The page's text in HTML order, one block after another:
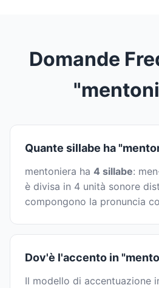
Domande
Quante sillabe ha
mentoniera ha 4 sillabe:
è divisa in 4 unità sonore
compongono la pronuncia
Dov'è l'accento in
Il modello di accentuazione